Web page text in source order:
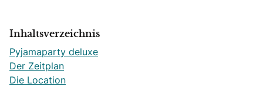
Inhaltsverzeichnis
Pyjamaparty deluxe
Der Zeitplan
Die Location